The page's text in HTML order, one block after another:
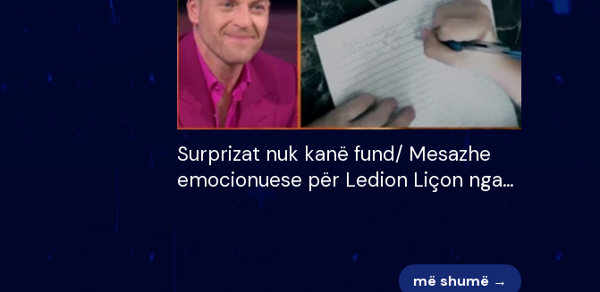
Surprizat nuk kanë fund/ Mesazhe
emocionuese për Ledion Liçon nga
nëna dhe fëmijët e tij, moderatori
më shumë →